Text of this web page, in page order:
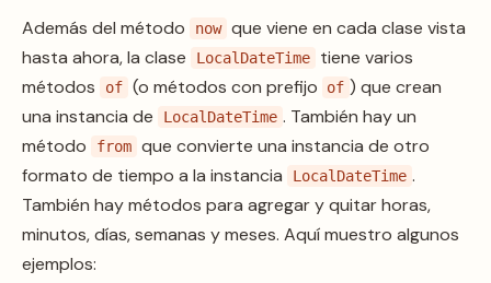
Además del método now que viene en cada clase vista
hasta ahora, la clase
LocalDateTime
tiene varios
métodos
of (o métodos con prefijo of ) que crean
una instancia de
LocalDateTime . También hay un
método
from que convierte una instancia de otro
formato de tiempo a la instancia
LocalDateTime .
También hay métodos para agregar y quitar horas,
minutos, días, semanas y meses. Aquí muestro algunos
ejemplos: